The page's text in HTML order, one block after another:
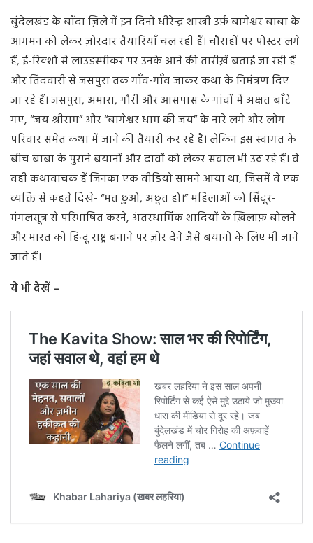
बुंदेलखंड के बाँदा ज़िले में इन दिनों धीरेन्द्र शास्त्री उर्फ़ बागेश्वर बाबा के
आगमन को लेकर ज़ोरदार तैयारियाँ चल रही हैं। चौराहों पर पोस्टर लगे
हैं, ई-रिक्शों से लाउडस्पीकर पर उनके आने की तारीख़ें बताई जा रही हैं
और तिंदवारी से जसपुरा तक गाँव-गाँव जाकर कथा के निमंत्रण दिए
जा रहे हैं। जसपुरा, अमारा, गौरी और आसपास के गांवों में अक्षत बाँटे
गए, “जय श्रीराम” और “बागेश्वर धाम की जय” के नारे लगे और लोग
परिवार समेत कथा में जाने की तैयारी कर रहे हैं। लेकिन इस स्वागत के
बीच बाबा के पुराने बयानों और दावों को लेकर सवाल भी उठ रहे हैं। वे
वही कथावाचक हैं जिनका एक वीडियो सामने आया था, जिसमें वे एक
व्यक्ति से कहते दिखे- “मत छुओ, अछूत हो।” महिलाओं को सिंदूर-
मंगलसूत्र से परिभाषित करने, अंतरधार्मिक शादियों के ख़िलाफ़ बोलने
और भारत को हिन्दू राष्ट्र बनाने पर ज़ोर देने जैसे बयानों के लिए भी जाने
जाते हैं।
ये भी देखें –